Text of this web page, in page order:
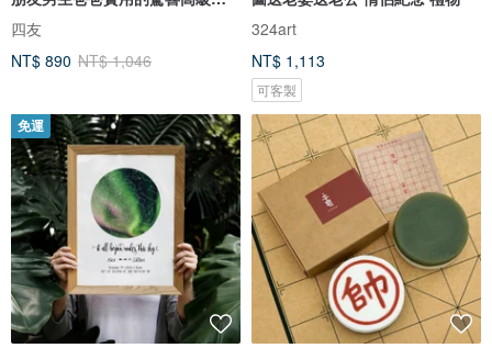
新年
四友
NT$ 890 NT$ 1,046
324art
NT$ 1,113
可客製
免運